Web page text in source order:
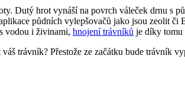
Dutý hrot vynáší na povrch váleček drnu
půdních vylepšovačů jako jsou zeolit
vodou i živinami, hnojení trávníků je díky tomu
trávník? Přestože ze začátku bude trávník